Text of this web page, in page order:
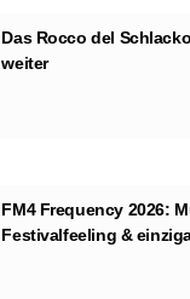
Das Rocco del
weiter
FM4 Frequency 2026:
Festivalfeeling &